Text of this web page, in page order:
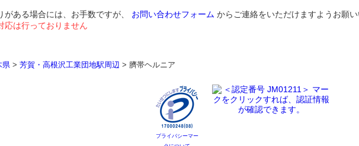
がある場合には、お手数ですが、 お問い合わせフォーム からご連絡をいただけますようお願い
応は行っておりません
県 > 芳賀・高根沢工業団地駅周辺 > 臍帯ヘルニア
プライバシーマー